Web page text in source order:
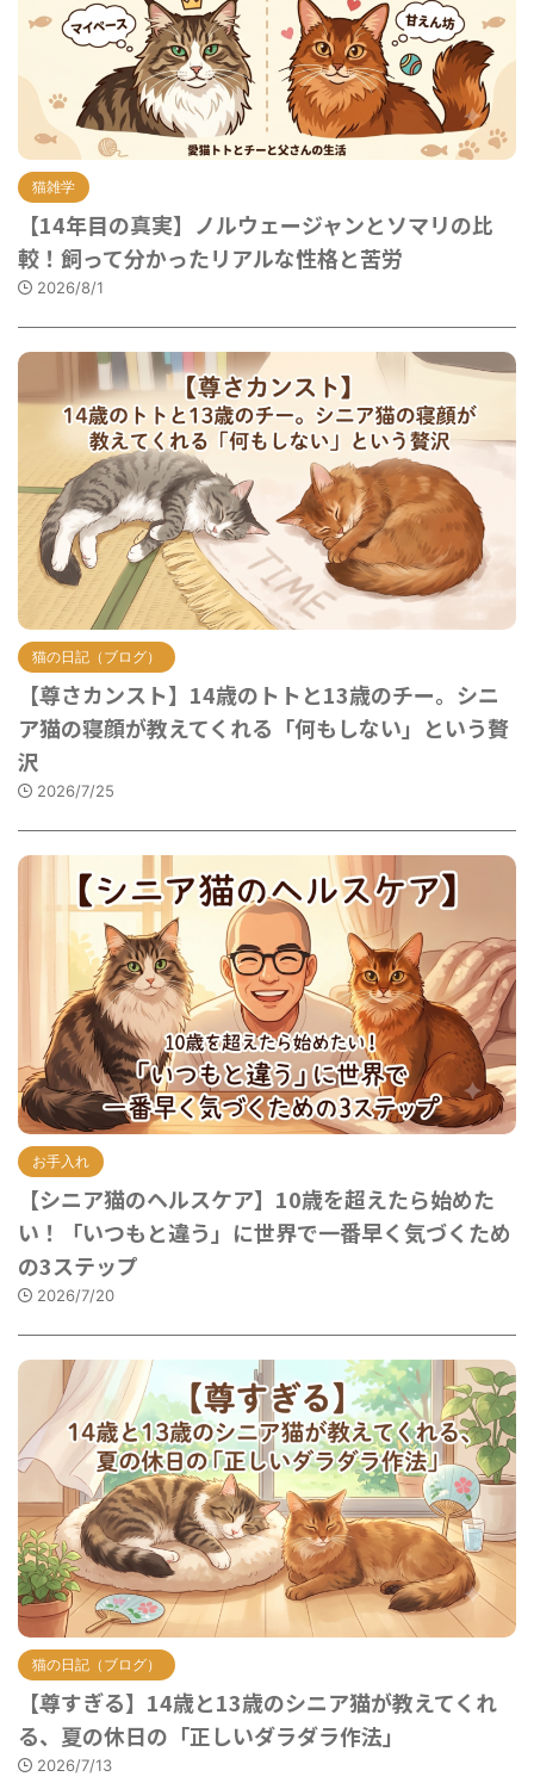
猫雑学
【14年目の真実】ノルウェージャンとソマリの比
較！飼って分かったリアルな性格と苦労
2026/8/1
猫の日記（ブログ）
【尊さカンスト】14歳のトトと13歳のチー。シニ
ア猫の寝顔が教えてくれる「何もしない」という贅
沢
2026/7/25
お手入れ
【シニア猫のヘルスケア】10歳を超えたら始めた
い！「いつもと違う」に世界で一番早く気づくため
の3ステップ
2026/7/20
猫の日記（ブログ）
【尊すぎる】14歳と13歳のシニア猫が教えてくれ
る、夏の休日の「正しいダラダラ作法」
2026/7/13